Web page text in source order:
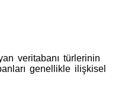
veritabanı türlerinin
genellikle ilişkisel